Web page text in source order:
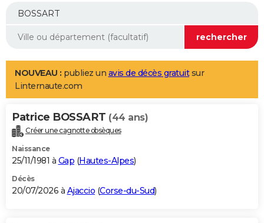
Mobiles
Meilleur smartphone
Internet
Ordinateurs
Jeux vidéo
Guide high-tech
Aménagement intérieur
LIFESTYLE
Art de vivre
Bien-être
Loisirs
Mode
Modes de vie
Alimentation
Guide de la santé
Maladies
Médicaments
Sommeil
VOYAGE
Destinations
City break
Voyage nature
Voyage de noces
Forum
Climat
+PHOTO
GUIDES D'ACHAT
BONS PLANS
NOUVEAU : publiez un avis de décès gratuitsur
Linternaute.com
Patrice BOSSART (44 ans)
Créer une cagnotte obsèques
Naissance
25/11/1981 à Gap (Hautes-Alpes)
Décès
20/07/2026 à Ajaccio (Corse-du-Sud)